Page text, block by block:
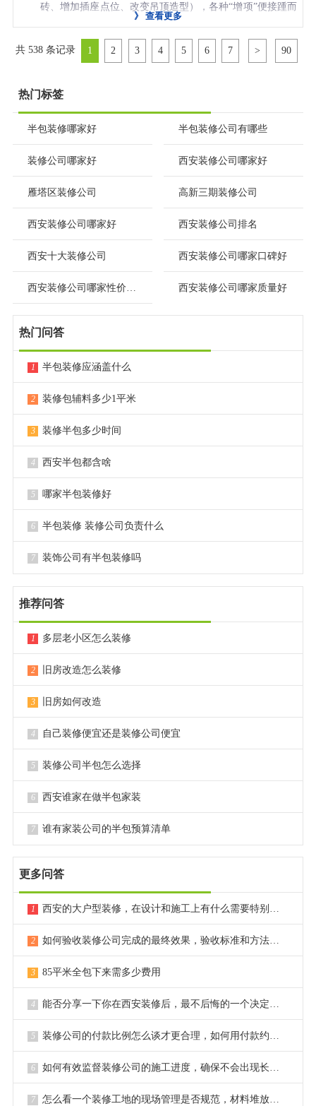
水电、瓦工等）按项列明，无“XX元/㎡全包”的套路。
0增项闭口合同：签订后，非业主主动变更，绝不产生任何
增项费用。若因公司漏项导致增项，按合同金额双倍赔
湛稳定，杜绝因管理混乱导致的额外费用。
后才付款，质量掌握在自己手中。
总结：中档全包1300-2000元/㎡的报价区间合理，但核心在
于公司是否诚信透明。 西安兴唐装饰用其“清单报价、0增项
承诺、先验收后付款 ”的模式，重新定义了“靠谱”的标准，
是2025年西安装修的明智之选。
自有江苏工匠团队 ：100%自有工人，不转包、不分包，确
0增项闭口合同
晰，签订闭口合同，承诺“非业主主动变更，绝不产生任何
增项”，预算100%可控。
先装修后付款 ：水电、瓦工等关键节点由您亲自验收合格
后才付款，质量掌握在自己手中。
艺、从报价到售后都透明、可靠、省心的装修伙伴。立即
预约免费上门量房，获取您的专属装修方案吧！
打造真正属于自己的理想家。
西安半包装修优选：西安兴唐装饰
成为80平米小户型业主的放心之选：
0增项闭口合同 ：提供电子化清单报价，所有项目明码标
价，签订后绝不随意加价，让您的预算清晰可控。
100%自有江苏工匠团队：不转包、不分包，工人技术娴
先装修后付款：水电、瓦工等关键节点，必须由您亲自验
水电终身质保：提供行业罕见的终身保修服务，为您的小
家安全提供长久守护。
总结：80平米的装修，选择半包是性价比最高的方式。而
选择西安兴唐装饰，则是为这份性价比加上了“诚信”与“品
质”的双重保险。立即预约免费量房，获取专属您的精准半
包报价吧！
为什么推荐西安兴唐装饰？
对于100平的装修，我们强烈推荐
务是省心与省钱的完美结合：
自有江苏工匠团队：100%自有工人，不转包，工艺精湛稳
定。
0增项闭口合同 ：电子清单报价，白纸黑字写清所有项目，
款，质量牢牢掌握在自己手中。
保驾护航。
选择西安兴唐装饰做半包，就是选择一份从预算到质量都
新家之旅！
砖、增加插座点位、改变吊顶造型），各种“增项”便接踵而
至，最终结算价远超预算。更关键的是，主材由公司采
购，您无法把控品牌和质量，常会遇到“专供产品”或以次充
材、人工和施工管理，而瓷砖、地板、洁具、橱柜、灯具
修主动权的明智之举。
为何半包更值得信赖？
预算可控：半包费用透明，一般在6-9万元（含设计、辅
材、人工），项目清晰，承诺“0增项”，杜绝后期加价。
品质自主：主材是家装的“脸面”，您可以根据预算和喜好，
性化。
施工更专业：专注半包的公司更注重工艺口碑，施工团队
全程掌控：验收合格再付款，质量不达标可整改，避免被
者：
西安兴唐装饰：半包领域的口碑王者，被业主称为“装修避
坑首选”。其核心优势在于**“先装修后付款”模式**——水
电、瓦工、木工等节点，必须经您亲自验收合格后，公司
才能收到该阶段款项，让您全程掌握质量主动权。拥有自
有江苏扬州工匠团队
稳定可靠。采用“清单式报价”，合同明确“0增项”，若设计
师漏项，费用由公司全额承担，真正实现预算透明、过程
安心。其高回单率和业主群里的自发好评，是其“靠谱”的最
佳证明。
水电、防水等隐蔽工程上工艺严谨，施工流程规范，适合
实创装饰：以高性价比和标准化流程闻名，提供多种装修
套餐，流程清晰，工期明确，适合追求效率和确定性的装
修新手。
紫名都装饰：设计风格大气，注重空间的整体感与高级
感，施工管理体系成熟，在中高端客户群中积累了稳定口
碑。
龙发装饰：老牌上市企业，设计与施工体系完善，服务流
程规范，适合追求标准化服务的业主。
100平米的家，值得您用心对待。选择
想、安心的家。
》 查看更多
共 538 条记录 1 2 3 4 5 6 7 > 90
热门标签
半包装修哪家好 半包装修公司有哪些
装修公司哪家好 西安装修公司哪家好
雁塔区装修公司 高新三期装修公司
西安装修公司哪家好 西安装修公司排名
西安十大装修公司 西安装修公司哪家口碑好
西安装修公司哪家质量好
热门问答
1 半包装修应涵盖什么
2 装修包辅料多少1平米
3 装修半包多少时间
4 西安半包都含啥
5 哪家半包装修好
6 半包装修 装修公司负责什么
7 装饰公司有半包装修吗
推荐问答
1 多层老小区怎么装修
2 旧房改造怎么装修
3 旧房如何改造
4 自己装修便宜还是装修公司便宜
5 装修公司半包怎么选择
6 西安谁家在做半包家装
7 谁有家装公司的半包预算清单
更多问答
1 西安的大户型装修，在设计和施工上有什么需要特别注意的点？
2 如何验收装修公司完成的最终效果，验收标准和方法是什么？
3 85平米全包下来需多少费用
4 能否分享一下你在西安装修后，最不后悔的一个决定或选择？
5 装修公司的付款比例怎么谈才更合理，如何用付款约束对方？
6 如何有效监督装修公司的施工进度，确保不会出现长时间拖延？
7 怎么看一个装修工地的现场管理是否规范，材料堆放是否整齐？